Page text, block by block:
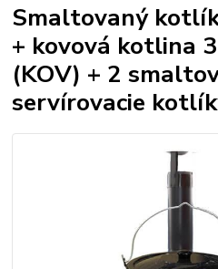
Smaltovaný
+ kovová kotlina
(KOV) + 2
servírovacie